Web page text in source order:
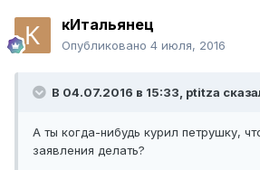
кИтальянец
Опубликовано 4 июля, 2016
В 04.07.2016 в 15:33, ptitza
А ты когда-нибудь курил петрушку,
заявления делать?